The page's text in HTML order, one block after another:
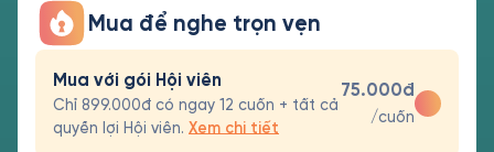
Mua để nghe trọn vẹn
Mua với gói Hội viên
Chỉ 899.000đ có ngay 12 cuốn + tất cả
quyền lợi Hội viên. Xem chi tiết
75.000đ
/cuốn